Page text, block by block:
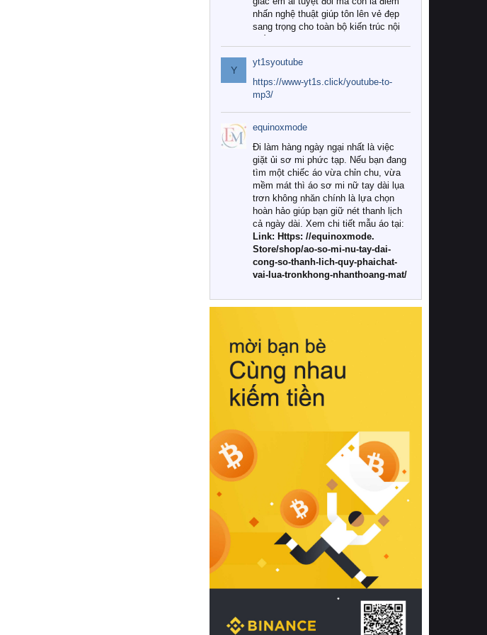
nhấn nghệ thuật giúp tôn lên vẻ đẹp
sang trọng cho toàn bộ kiến trúc nội
Tuy nhiên, giữa thị trường đa dạng
với vô vàn thương hiệu và mẫu mã
như hiện nay, làm thế nào để chọn
được những bộ chăn ga gối đệm cao
cấp thực sự chất lượng, phù hợp với
khí hậu và nhu cầu sử dụng của gia
đình? Hãy cùng chúng tôi đi tìm lời
giải đáp chi tiết qua bài viết dưới đây.
1. Tại sao các gia đình hiện đại lại ưa
chuộng chăn ga gối đệm cao cấp?
Khác với các dòng sản phẩm thông
thường, những bộ chăn ga gối đệm
cao cấp trải qua quy trình sản xuất
nghiêm ngặt từ khâu chọn lọc nguyên
liệu tự nhiên đến công nghệ dệt
nhuộm hiện đại không chứa hóa chất
này, bạn sẽ cảm nhận rõ rệt sự khác
hồi chuẩn xác của phần đệm nâng đỡ
cột sống.
Bên cạnh đó, việc lựa chọn các dòng
sản phẩm đạt chuẩn chất lượng quốc
tế còn giúp ngăn ngừa tình trạng kích
khuẩn và nấm mốc trong điều kiện
thời tiết nóng ẩm. Bạn có thể tìm hiểu
thêm các nghiên cứu khoa học về tác
động của giấc ngủ và môi trường
phòng ngủ đối với sức khỏe con
người tại Sleep Foundation (External
Link) để có cái nhìn toàn diện hơn.
2. Các tiêu chí vàng khi lựa chọn
chăn ga gối đệm cao cấp cho phòng
ngủ
Để sở hữu một bộ chăn ga gối đệm
cao cấp hoàn hảo cả về thẩm mỹ lẫn
công năng, người tiêu dùng cần cân
nhắc kỹ lưỡng các tiêu chí quan trọng
Y
yt1syoutube
https://www-yt1s.click/youtube-to-
mp3/
equinoxmode
Đi làm hàng ngày ngại nhất là việc
giặt ủi sơ mi phức tạp. Nếu bạn đang
tìm một chiếc áo vừa chỉn chu, vừa
mềm mát thì áo sơ mi nữ tay dài lụa
trơn không nhăn chính là lựa chọn
hoàn hảo giúp bạn giữ nét thanh lịch
cả ngày dài. Xem chi tiết mẫu áo tại:
Link: Https: //equinoxmode.
Store/shop/ao-so-mi-nu-tay-dai-
cong-so-thanh-lich-quy-phaichat-
vai-lua-tronkhong-nhanthoang-mat/